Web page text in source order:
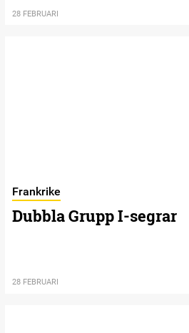
28 FEBRUARI
Frankrike
Dubbla Grupp I-segrar
28 FEBRUARI